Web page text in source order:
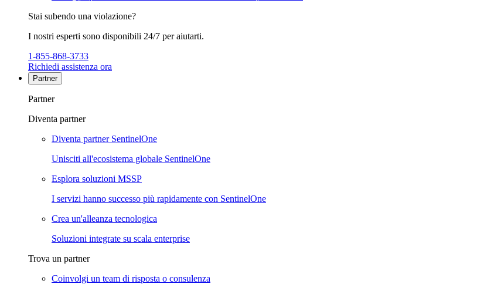
Stai subendo una violazione?
I nostri esperti sono disponibili 24/7 per aiutarti.
1-855-868-3733
Richiedi assistenza ora
Partner
Partner
Diventa partner
Diventa partner SentinelOne
Unisciti all'ecosistema globale SentinelOne
Esplora soluzioni MSSP
I servizi hanno successo più rapidamente con SentinelOne
Crea un'alleanza tecnologica
Soluzioni integrate su scala enterprise
Trova un partner
Coinvolgi un team di risposta o consulenza